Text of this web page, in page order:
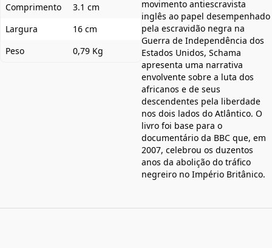
Comprimento
3.1 cm
Largura
16 cm
Peso
0,79 Kg
movimento antiescravista
inglês ao papel desempenhado
pela escravidão negra na
Guerra de Independência dos
Estados Unidos, Schama
apresenta uma narrativa
envolvente sobre a luta dos
africanos e de seus
descendentes pela liberdade
nos dois lados do Atlântico. O
livro foi base para o
documentário da BBC que, em
2007, celebrou os duzentos
anos da abolição do tráfico
negreiro no Império Britânico.